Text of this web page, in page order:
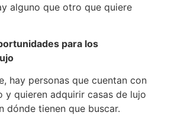
alguno que otro que quiere
para los
hay personas que cuentan con
y quieren adquirir casas de lujo
dónde tienen que buscar.